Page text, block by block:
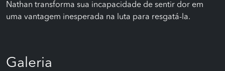
Nathan transforma sua incapacidade de sentir dor em
uma vantagem inesperada na luta para resgatá-la.
Galeria